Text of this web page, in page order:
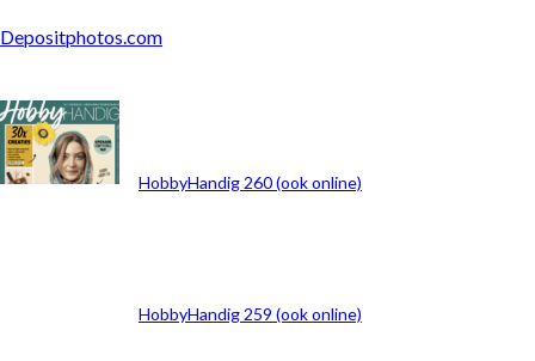
Depositphotos.com
ARCHIEF
HobbyHandig 260 (ook online)
HobbyHandig 259 (ook online)